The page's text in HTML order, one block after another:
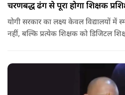
चरणबद्ध ढंग से पूरा होगा शिक्षक
योगी सरकार का लक्ष्य केवल विद्यालयों में
नहीं, बल्कि प्रत्येक शिक्षक को डिजिटल